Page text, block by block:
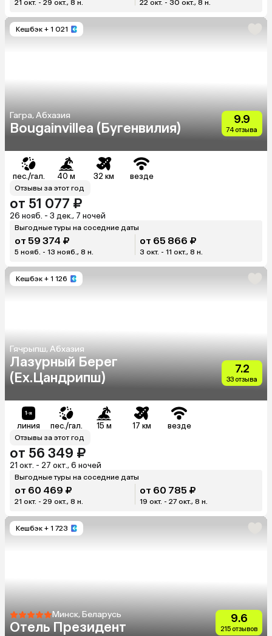
21 окт. - 29 окт., 8 н. 22 окт. - 30 окт., 8 н.
Кешбэк + 1 021
Гагра, Абхазия
Bougainvillea (Бугенвилия)
9.9
74 отзыва
пес./гал. 40 м 32 км везде
Отзывы за этот год
от 51 077 ₽
26 нояб. - 3 дек., 7 ночей
Выгодные туры на соседние даты
от 59 374 ₽
5 нояб. - 13 нояб., 8 н.
от 65 866 ₽
3 окт. - 11 окт., 8 н.
Кешбэк + 1 126
Гячрыпш, Абхазия
Лазурный Берег
(Ex.Цандрипш)
7.2
33 отзыва
линия пес./гал. 15 м 17 км везде
Отзывы за этот год
от 56 349 ₽
21 окт. - 27 окт., 6 ночей
Выгодные туры на соседние даты
от 60 469 ₽
21 окт. - 29 окт., 8 н.
от 60 785 ₽
19 окт. - 27 окт., 8 н.
Кешбэк + 1 723
Минск, Беларусь
Отель Президент
9.6
215 отзывов